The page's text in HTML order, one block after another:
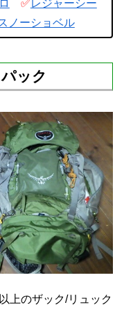
✅ レジャーシー
ノーショベル
ック
上のザック/リュック